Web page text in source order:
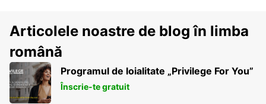
Articolele noastre de blog în limba
română
Programul de loialitate „Privilege For You”
Înscrie-te gratuit